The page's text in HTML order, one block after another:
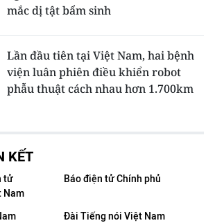
mắc dị tật bẩm sinh
Lần đầu tiên tại Việt Nam, hai bệnh
viện luân phiên điều khiển robot
phẫu thuật cách nhau hơn 1.700km
KẾT
tử
Nam
Báo điện tử Chính phủ
Đài Tiếng nói Việt Nam